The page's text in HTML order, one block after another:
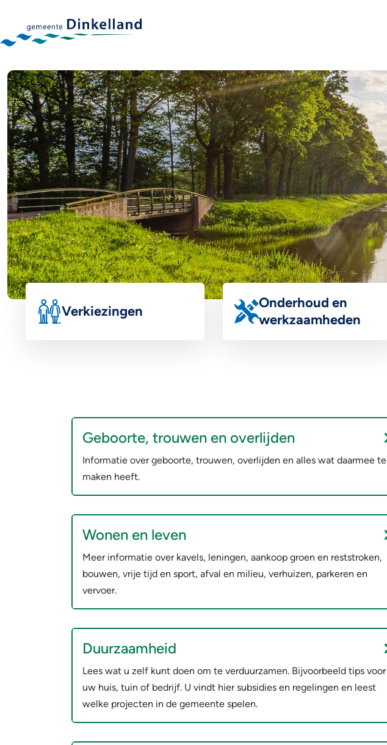
Welkom
Onderwerpen
Verkiezingen
Informatie over verkiezingen in de
Onderhoud en
werkzaamheden
Een overzicht van onderhoud en
Geboorte, trouwen en overlijden
Informatie over geboorte, trouwen, overlijden en alles wat daarmee te
maken heeft.
Wonen en leven
Meer informatie over kavels, leningen, aankoop groen en reststroken,
bouwen, vrije tijd en sport, afval en milieu, verhuizen, parkeren en
vervoer.
Duurzaamheid
Lees wat u zelf kunt doen om te verduurzamen. Bijvoorbeeld tips voor
uw huis, tuin of bedrijf. U vindt hier subsidies en regelingen en leest
welke projecten in de gemeente spelen.